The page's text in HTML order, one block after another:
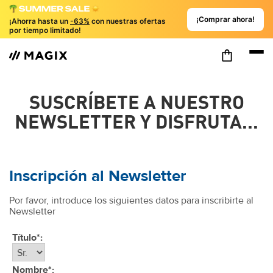
¡Ahorra hasta un -63% con nuestras ofertas
por tiempo limitado!
¡Comprar ahora!
SUSCRÍBETE A NUESTRO
NEWSLETTER Y DISFRUTA...